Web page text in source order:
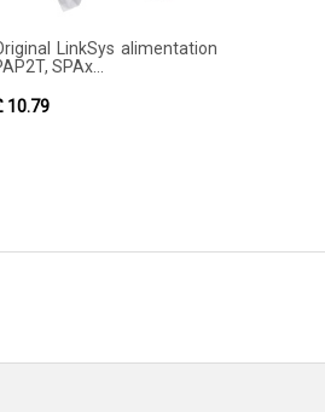
LinkSys alimentation
SPAx...
10.79